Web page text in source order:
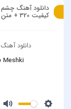
دانلود آهنگ چشم
کیفیت 320 + متن آهنگ
دانلود آهنگ
Meshki